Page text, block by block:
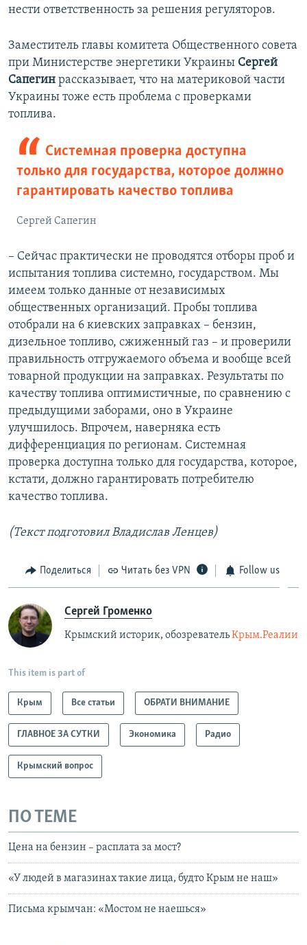
нести ответственность за решения регуляторов.
Заместитель главы комитета Общественного совета
при Министерстве энергетики Украины Сергей
Сапегин рассказывает, что на материковой части
Украины тоже есть проблема с проверками
топлива.
Системная проверка доступна
только для государства, которое должно
гарантировать качество топлива
Сергей Сапегин
– Сейчас практически не проводятся отборы проб и
испытания топлива системно, государством. Мы
имеем только данные от независимых
общественных организаций. Пробы топлива
отобрали на 6 киевских заправках – бензин,
дизельное топливо, сжиженный газ – и проверили
правильность отгружаемого объема и вообще всей
товарной продукции на заправках. Результаты по
качеству топлива оптимистичные, по сравнению с
предыдущими заборами, оно в Украине
улучшилось. Впрочем, наверняка есть
дифференциация по регионам. Системная
проверка доступна только для государства, которое,
кстати, должно гарантировать потребителю
качество топлива.
(Текст подготовил Владислав Ленцев)
Поделиться Читать без VPN Follow us
Сергей Громенко
Крымский историк, обозревательКрым.Реалии
This item is part of
Крым Все статьи ОБРАТИ ВНИМАНИЕ
ГЛАВНОЕ ЗА СУТКИ Экономика Радио
Крымский вопрос
ПО ТЕМЕ
Цена на бензин – расплата за мост?
«У людей в магазинах такие лица, будто Крым не наш»
Письма крымчан: «Мостом не наешься»